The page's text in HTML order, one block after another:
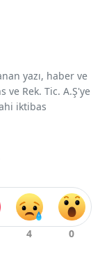
yazı, haber ve
Rek. Tic. A.Ş'ye
iktibas